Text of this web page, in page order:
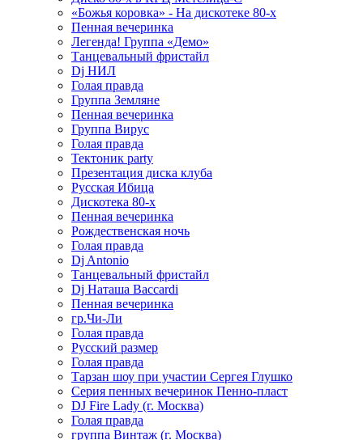
«Божья коровка» - На дискотеке 80-х
Пенная вечеринка
Легенда! Группа «Демо»
Танцевальный фристайл
Dj НИЛ
Голая правда
Группа Земляне
Пенная вечеринка
Группа Вирус
Голая правда
Тектоник party
Презентация диска клуба
Русская Ибица
Дискотека 80-х
Пенная вечеринка
Рождественская ночь
Голая правда
Dj Antonio
Танцевальный фристайл
Dj Наташа Baccardi
Пенная вечеринка
гр.Чи-Ли
Голая правда
Русский размер
Голая правда
Тарзан шоу при участии Сергея Глушко
Серия пенных вечеринок Пенно-пласт
DJ Fire Lady (г. Москва)
Голая правда
группа Винтаж (г. Москва)